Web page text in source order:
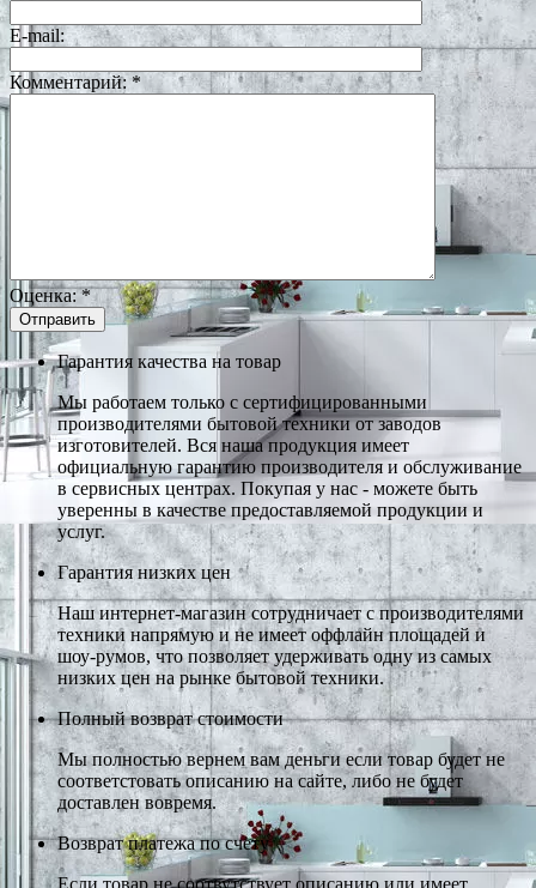
E-mail:
Комментарий:*
Оценка:*
Гарантия качества на товар
Мы работаем только с сертифицированными
производителями бытовой техники от заводов
изготовителей. Вся наша продукция имеет
официальную гарантию производителя и обслуживание
в сервисных центрах. Покупая у нас - можете быть
уверенны в качестве предоставляемой продукции и
услуг.
Гарантия низких цен
Наш интернет-магазин сотрудничает с производителями
техники напрямую и не имеет оффлайн площадей и
шоу-румов, что позволяет удерживать одну из самых
низких цен на рынке бытовой техники.
Полный возврат стоимости
Мы полностью вернем вам деньги если товар будет не
соответстовать описанию на сайте, либо не будет
доставлен вовремя.
Возврат платежа по счету
Если товар не соотвутствует описанию или имеет